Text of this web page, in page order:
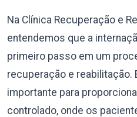
Na Clínica Recuperação e
entendemos que a
primeiro passo em um
recuperação e reabilitação.
importante para
controlado, onde os